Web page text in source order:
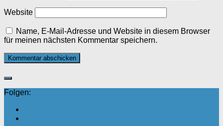
Website
Name, E-Mail-Adresse und Website in diesem Browser
für meinen nächsten Kommentar speichern.
Folgen: